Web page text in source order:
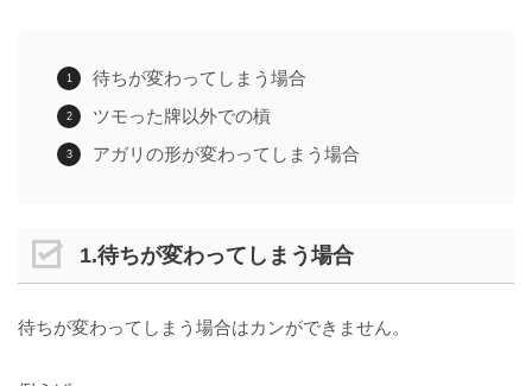
待ちが変わってしまう場合
ツモった牌以外での槓
アガリの形が変わってしまう場合
1.待ちが変わってしまう場合
待ちが変わってしまう場合はカンができません。